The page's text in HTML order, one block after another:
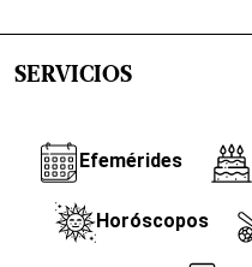
SERVICIOS
Efemérides
Horóscopos